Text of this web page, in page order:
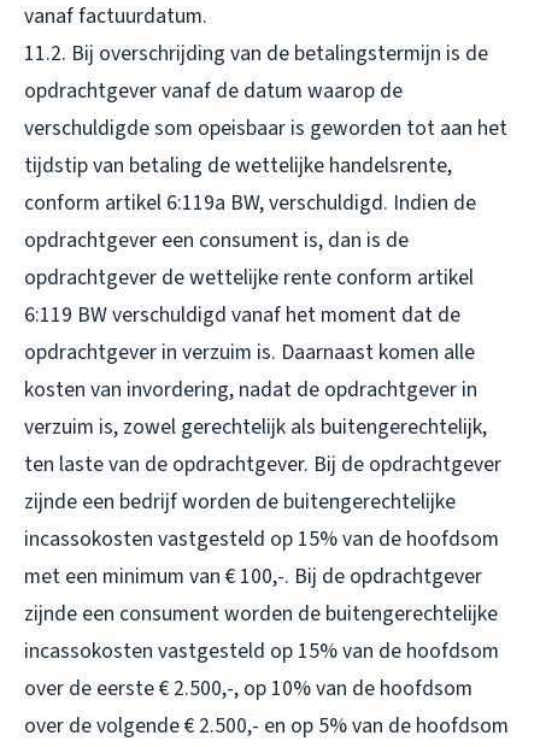
vanaf factuurdatum.
11.2. Bij overschrijding van de betalingstermijn is de
opdrachtgever vanaf de datum waarop de
verschuldigde som opeisbaar is geworden tot aan het
tijdstip van betaling de wettelijke handelsrente,
conform artikel 6:119a BW, verschuldigd. Indien de
opdrachtgever een consument is, dan is de
opdrachtgever de wettelijke rente conform artikel
6:119 BW verschuldigd vanaf het moment dat de
opdrachtgever in verzuim is. Daarnaast komen alle
kosten van invordering, nadat de opdrachtgever in
verzuim is, zowel gerechtelijk als buitengerechtelijk,
ten laste van de opdrachtgever. Bij de opdrachtgever
zijnde een bedrijf worden de buitengerechtelijke
incassokosten vastgesteld op 15% van de hoofdsom
met een minimum van € 100,-. Bij de opdrachtgever
zijnde een consument worden de buitengerechtelijke
incassokosten vastgesteld op 15% van de hoofdsom
over de eerste € 2.500,-, op 10% van de hoofdsom
over de volgende € 2.500,- en op 5% van de hoofdsom